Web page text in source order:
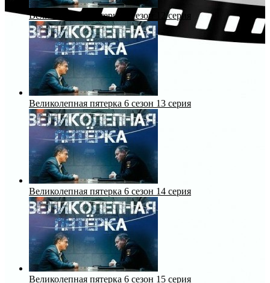
Великолепная пятерка 6 сезон 12 серия
Великолепная пятерка 6 сезон 13 серия
Великолепная пятерка 6 сезон 14 серия
Великолепная пятерка 6 сезон 15 серия